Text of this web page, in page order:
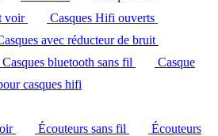
voir
Casques Hifi ouverts
avec réducteur de bruit
Casques bluetooth sans fil
Casque
casques hifi
Écouteurs sans fil
Écouteurs